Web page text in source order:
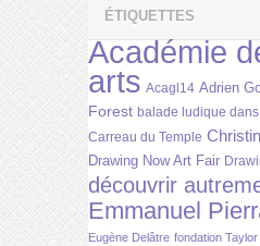
ÉTIQUETTES
Académie
arts Acagl14 Adrien
Forest balade ludique
Carreau du Temple
Drawing Now Art Fair
découvrir
Emmanuel
Eugène Delâtre fondation Taylor